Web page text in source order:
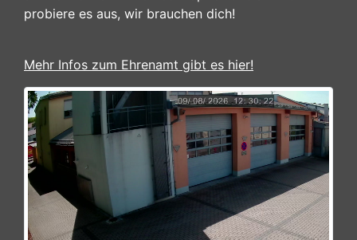
probiere es aus, wir brauchen dich!
Mehr Infos zum Ehrenamt gibt es hier!